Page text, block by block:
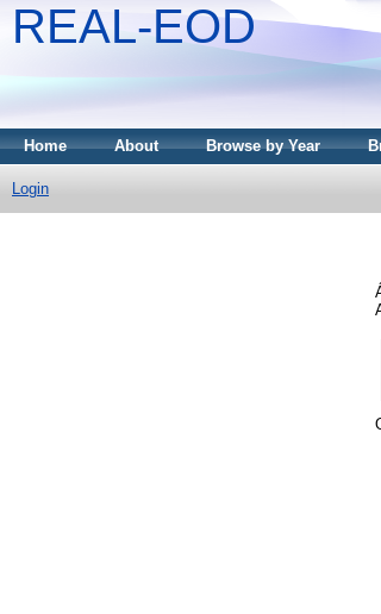
REAL-EOD
Home About Browse by Year
Login